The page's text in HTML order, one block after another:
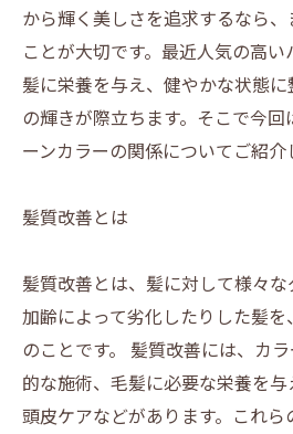
から輝く美しさを追求するなら
ことが大切です。最近人気の高い
髪に栄養を与え、健やかな状態
の輝きが際立ちます。そこで今
ーンカラーの関係についてご紹介
髪質改善とは
髪質改善とは、髪に対して様々な
加齢によって劣化したりした髪
のことです。 髪質改善には、カ
的な施術、毛髪に必要な栄養を与
頭皮ケアなどがあります。これ